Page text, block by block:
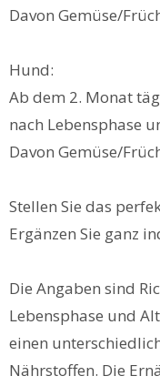
Davon Gemüse/
Hund:
Ab dem 2. Monat
nach Lebensphase
Davon Gemüse/
Stellen Sie das
Ergänzen Sie ganz
Die Angaben sind
Lebensphase und
einen
Nährstoffen. Die